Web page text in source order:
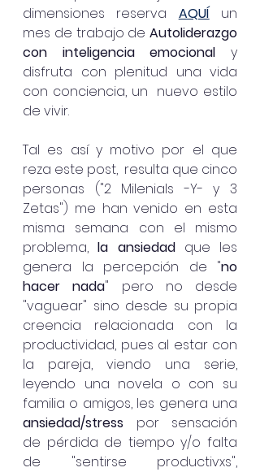
dimensiones reserva AQUÍ
un
mes de trabajo de Autoliderazgo
con inteligencia emocional y
disfruta con plenitud una vida
con conciencia, un  nuevo estilo
de vivir.
Tal es así y motivo por el que
reza este post,  resulta que cinco
personas ("2 Milenials -Y- y 3
Zetas") me han venido en esta
misma semana con el mismo
problema, la ansiedad que les
genera la percepción de "no
hacer nada" pero no desde
"vaguear" sino desde su propia
creencia relacionada con la
productividad, pues al estar con
la pareja, viendo una serie,
leyendo una novela o con su
ansiedad/stress por sensación
de pérdida de tiempo y/o falta
de "sentirse productivxs",